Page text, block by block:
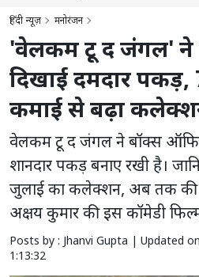
हिंदी न्यूज़ मनोरंजन
'वेलकम टू द जंगल' ने
दिखाई दमदार पकड़,
कमाई से बढ़ा
वेलकम टू द जंगल ने बॉक्स
शानदार पकड़ बनाए रखी है।
जुलाई का कलेक्शन, अब तक
अक्षय कुमार की इस कॉमेडी
Posts by : Jhanvi Gupta | Updated
1:13:32